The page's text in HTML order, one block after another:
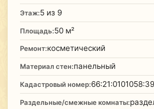
Этаж:5 из 9
Площадь:50 м²
Ремонт:косметический
Материал стен:панельный
Кадастровый номер:
Раздельные/смежные комнаты: